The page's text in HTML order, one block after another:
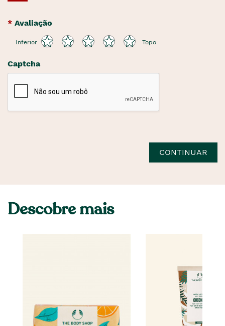
Avaliação
Inferior Topo
Captcha
CONTINUAR
Descobre mais